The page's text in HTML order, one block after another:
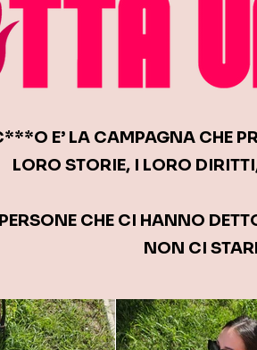
E’ LA CAMPAGNA CHE
LORO STORIE, I LORO
CHE CI HANNO
NON CI